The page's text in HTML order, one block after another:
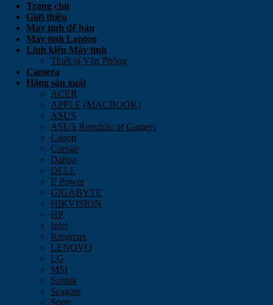
Trang chủ
Giới thiệu
Máy tính để bàn
Máy tính Laptop
Linh kiện Máy tính
Thiết bị Văn Phòng
Camera
Hãng sản xuất
ACER
APPLE (MACBOOK)
ASUS
ASUS Republic of Gamers
Canon
Corsair
Dahua
DELL
E Power
GIGABYTE
HIKVISION
HP
Intel
Kingmax
LENOVO
LG
MSI
Santak
Seagate
Sony